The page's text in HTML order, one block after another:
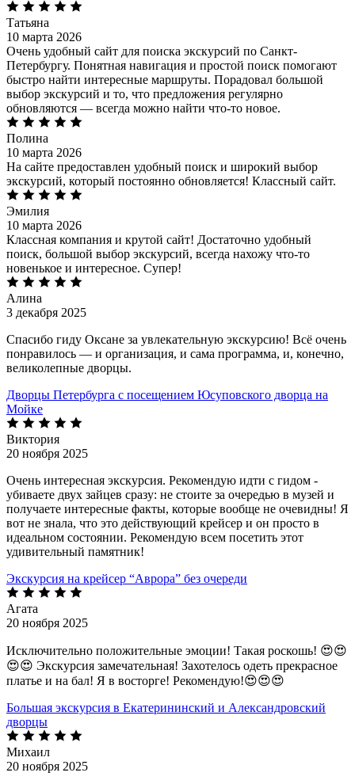
Татьяна
10 марта 2026
Очень удобный сайт для поиска экскурсий по Санкт-
Петербургу. Понятная навигация и простой поиск помогают
быстро найти интересные маршруты. Порадовал большой
выбор экскурсий и то, что предложения регулярно
обновляются — всегда можно найти что-то новое.
Полина
10 марта 2026
На сайте предоставлен удобный поиск и широкий выбор
экскурсий, который постоянно обновляется! Классный сайт.
Эмилия
10 марта 2026
Классная компания и крутой сайт! Достаточно удобный
поиск, большой выбор экскурсий, всегда нахожу что-то
новенькое и интересное. Супер!
Алина
3 декабря 2025
Спасибо гиду Оксане за увлекательную экскурсию! Всё очень
понравилось — и организация, и сама программа, и, конечно,
великолепные дворцы.
Дворцы Петербурга с посещением Юсуповского дворца на
Мойке
Виктория
20 ноября 2025
Очень интересная экскурсия. Рекомендую идти с гидом -
убиваете двух зайцев сразу: не стоите за очередью в музей и
получаете интересные факты, которые вообще не очевидны! Я
вот не знала, что это действующий крейсер и он просто в
идеальном состоянии. Рекомендую всем посетить этот
удивительный памятник!
Экскурсия на крейсер “Аврора” без очереди
Агата
20 ноября 2025
Исключительно положительные эмоции! Такая роскошь! 😍😍
😍😍 Экскурсия замечательная! Захотелось одеть прекрасное
платье и на бал! Я в восторге! Рекомендую!😍😍😍
Большая экскурсия в Екатерининский и Александровский
дворцы
Михаил
20 ноября 2025